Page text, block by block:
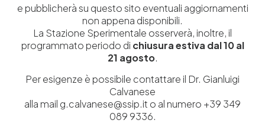
Sperimentale per l’Industria delle Pelli e delle materie concianti
(SSIP) è un Organismo di Ricerca Nazionale delle Camere di
Commercio di Napoli, Toscana Nord-Ovest e Vicenza.
ssip@ssip.it
Laboratori
Dipartimenti di ricerca
e pubblicherà su questo sito eventuali aggiornamenti
non appena disponibili.
La Stazione Sperimentale osserverà, inoltre, il
programmato periodo di chiusura estiva dal 10 al
21 agosto.
Per esigenze è possibile contattare il Dr. Gianluigi
Calvanese
alla mail g.calvanese@ssip.it o al numero +39 349
089 9336.